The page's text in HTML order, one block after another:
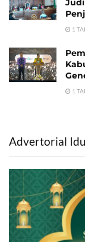
1
1
Advertorial